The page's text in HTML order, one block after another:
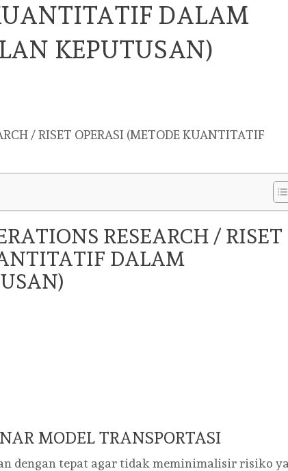
DALAM
KEPUTUSAN)
/ RISET OPERASI (METODE KUANTITATIF
RESEARCH / RISET
DALAM
MODEL TRANSPORTASI
dengan tepat agar tidak meminimalisir risiko